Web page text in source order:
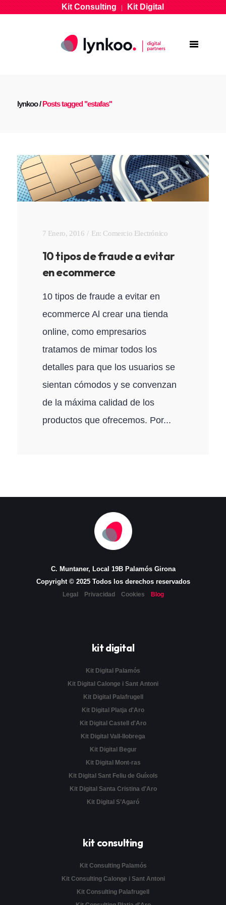
Kit Consulting|Kit Digital
lynkoo/Posts tagged "estafas"
7 Enero, 2016 En: Comercio Electrónico
10 tipos de fraude a evitar
en ecommerce
10 tipos de fraude a evitar en
ecommerce Al crear una tienda
online, como empresarios
tratamos de mimar todos los
detalles para que los usuarios se
sientan cómodos y se convenzan
de la máxima calidad de los
productos que ofrecemos. Por...
C. Muntaner, Local 19B Palamós Girona
Copyright © 2025 Todos los derechos reservados
Legal Privacidad Cookies Blog
kit digital
Kit Digital Palamós
Kit Digital Calonge i Sant Antoni
Kit Digital Palafrugell
Kit Digital Platja d'Aro
Kit Digital Castell d'Aro
Kit Digital Vall-llobrega
Kit Digital Begur
Kit Digital Mont-ras
Kit Digital Sant Feliu de Guíxols
Kit Digital Santa Cristina d'Aro
Kit Digital S’Agaró
kit consulting
Kit Consulting Palamós
Kit Consulting Calonge i Sant Antoni
Kit Consulting Palafrugell